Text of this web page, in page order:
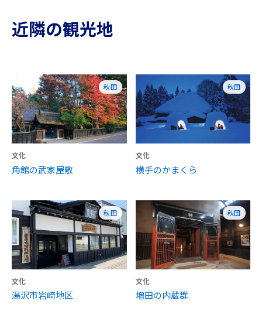
近隣の観光地
秋田
文化
角館の武家屋敷
秋田
文化
横手のかまくら
秋田
文化
湯沢市岩崎地区
秋田
文化
増田の内蔵群